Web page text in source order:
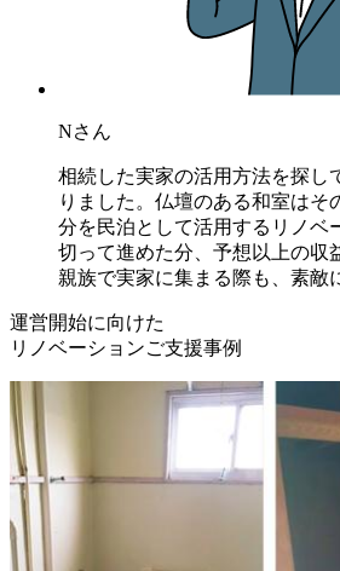
Nさん
相続した実家の活用方法を探し
りました。仏壇のある和室はそ
分を民泊として活用するリノベ
切って進めた分、予想以上の収
親族で実家に集まる際も、素敵
運営開始に向けた
リノベーションご支援事例